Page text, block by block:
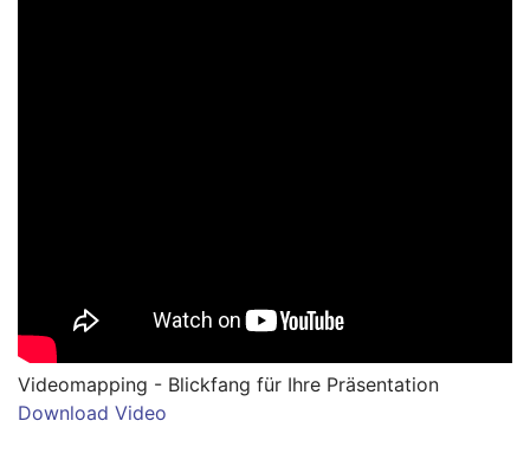
Videomapping - Blickfang für Ihre Präsentation
Download Video